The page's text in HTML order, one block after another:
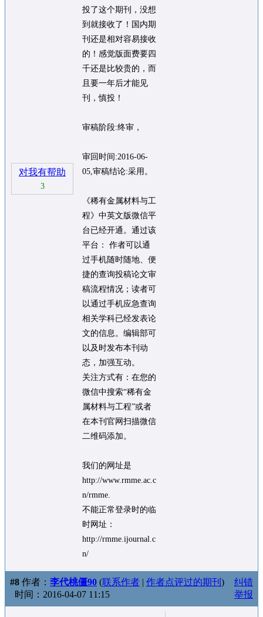
对我有帮助
3
投了这个期刊，没想
到就接收了！国内期
刊还是相对容易接收
的！感觉版面费要四
千还是比较贵的，而
且要一年后才能见
刊，慎投！
审稿阶段:终审，
审回时间:2016-06-
05,审稿结论:采用。
《稀有金属材料与工
程》中英文版微信平
台已经开通。通过该
平台： 作者可以通
过手机随时随地、便
捷的查询投稿论文审
稿流程情况；读者可
以通过手机应急查询
相关学科已经发表论
文的信息。编辑部可
以及时发布本刊动
态，加强互动。
关注方式有：在您的
微信中搜索“稀有金
属材料与工程”或者
在本刊官网扫描微信
二维码添加。
我们的网址是
http://www.rmme.ac.c
n/rmme.
不能正常登录时的临
时网址：
http://rmme.ijournal.c
n/
#8 作者： 李代桃僵90 (联系作者 | 作者点评过的期刊 )
时间：2016-04-07 11:15
纠错
举报